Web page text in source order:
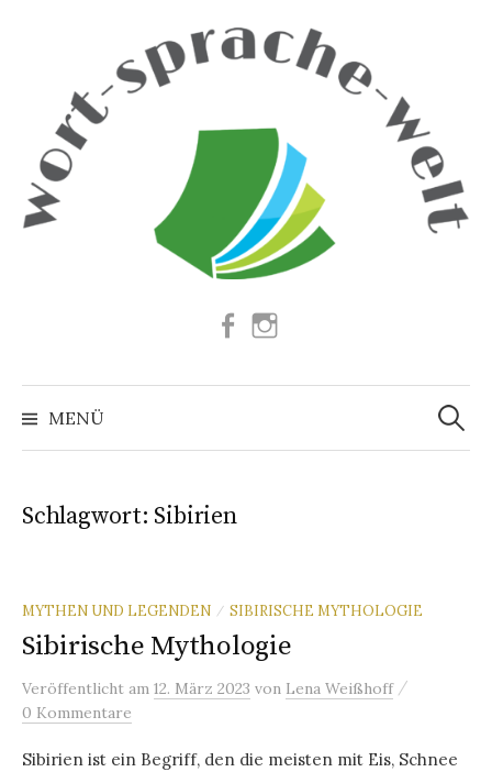
Facebook
MENÜ
Suchen
nach:
Schlagwort: Sibirien
MYTHEN UND LEGENDEN / SIBIRISCHE MYTHOLOGIE
Sibirische Mythologie
Veröffentlicht am 12. März 2023 von Lena Weißhoff /
0 Kommentare
Sibirien ist ein Begriff, den die meisten mit Eis, Schnee